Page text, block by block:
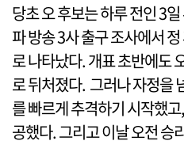
당초 오 후보는 하루 전인 3
파 방송 3사 출구 조사에서
로 나타났다. 개표 초반에도
로 뒤처졌다. 그러나 자정을
를 빠르게 추격하기 시작했
공했다. 그리고 이날 오전 승